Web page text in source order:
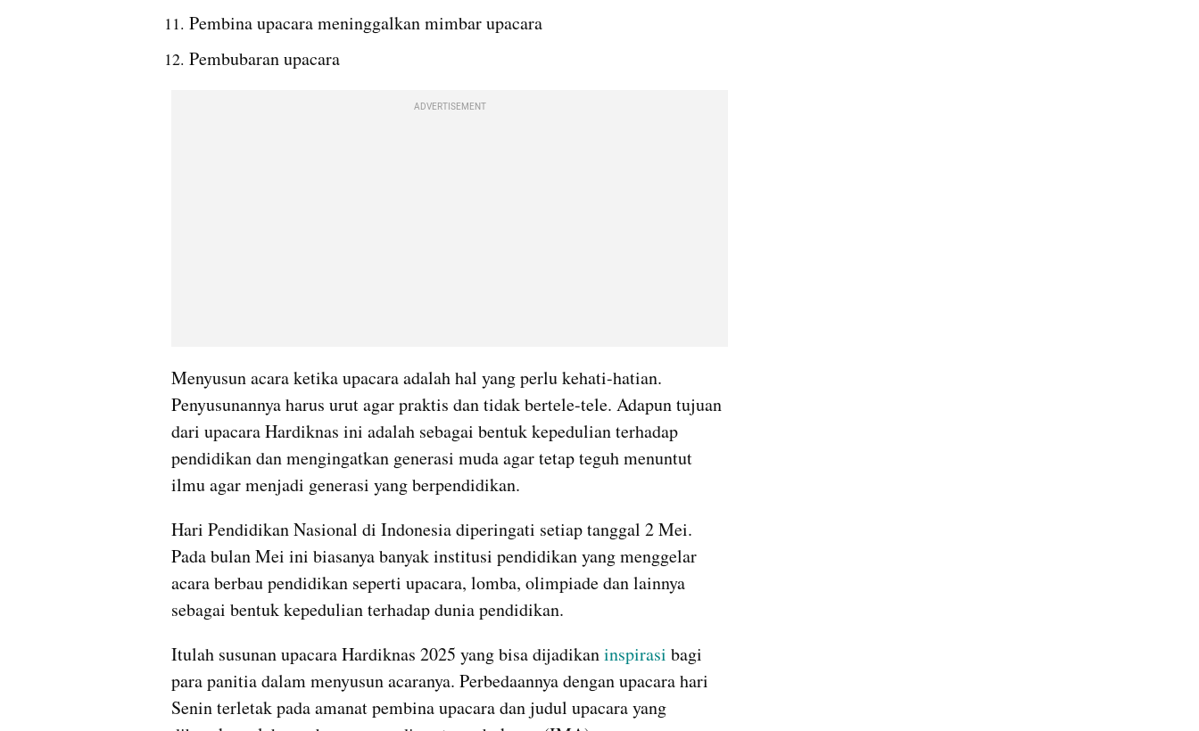
Pembina upacara meninggalkan mimbar upacara
Pembubaran upacara
ADVERTISEMENT
Menyusun acara ketika upacara adalah hal yang perlu kehati-hatian.
Penyusunannya harus urut agar praktis dan tidak bertele-tele. Adapun tujuan
dari upacara Hardiknas ini adalah sebagai bentuk kepedulian terhadap
pendidikan dan mengingatkan generasi muda agar tetap teguh menuntut
ilmu agar menjadi generasi yang berpendidikan.
Hari Pendidikan Nasional di Indonesia diperingati setiap tanggal 2 Mei.
Pada bulan Mei ini biasanya banyak institusi pendidikan yang menggelar
acara berbau pendidikan seperti upacara, lomba, olimpiade dan lainnya
sebagai bentuk kepedulian terhadap dunia pendidikan.
Itulah susunan upacara Hardiknas 2025 yang bisa dijadikan inspirasi bagi
para panitia dalam menyusun acaranya. Perbedaannya dengan upacara hari
Senin terletak pada amanat pembina upacara dan judul upacara yang